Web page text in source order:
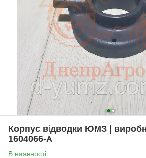
Корпус відводки ЮМЗ |
1604066-А
В наявності